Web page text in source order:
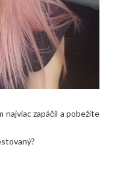
najviac zapáčil a pobežíte